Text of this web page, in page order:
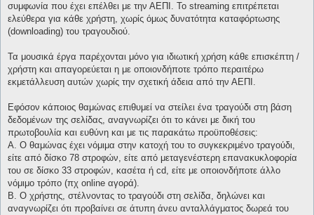
συμφωνία που έχει επέλθει με την ΑΕΠΙ. Το streaming επιτρέπεται
ελεύθερα για κάθε χρήστη, χωρίς όμως δυνατότητα καταφόρτωσης
(downloading) του τραγουδιού.
Τα μουσικά έργα παρέχονται μόνο για ιδιωτική χρήση κάθε επισκέπτη /
χρήστη και απαγορεύεται η με οποιονδήποτε τρόπο περαιτέρω
εκμετάλλευση αυτών χωρίς την σχετική άδεια από την ΑΕΠΙ.
Εφόσον κάποιος θαμώνας επιθυμεί να στείλει ένα τραγούδι στη βάση
δεδομένων της σελίδας, αναγνωρίζει ότι το κάνει με δική του
πρωτοβουλία και ευθύνη και με τις παρακάτω προϋποθέσεις:
Α. Ο θαμώνας έχει νόμιμα στην κατοχή του το συγκεκριμένο τραγούδι,
είτε από δίσκο 78 στροφών, είτε από μεταγενέστερη επανακυκλοφορία
του σε δίσκο 33 στροφών, κασέτα ή cd, είτε με οποιονδήποτε άλλο
νόμιμο τρόπο (πχ online αγορά).
Β. Ο χρήστης, στέλνοντας το τραγούδι στη σελίδα, δηλώνει και
αναγνωρίζει ότι προβαίνει σε άτυπη άνευ ανταλλάγματος δωρεά του